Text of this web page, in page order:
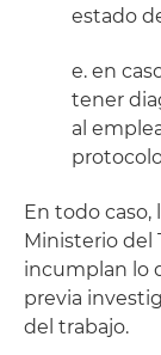
estado
e. en
tener
al
En todo caso,
Ministerio del
incumplan lo
previa
del trabajo.